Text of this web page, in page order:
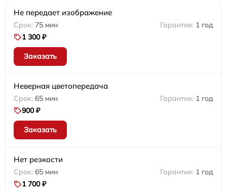
Не передает изображение
75 мин
1 год
1 300 ₽
Заказать
Неверная цветопередача
65 мин
1 год
900 ₽
Заказать
Нет резкости
65 мин
1 год
1 700 ₽